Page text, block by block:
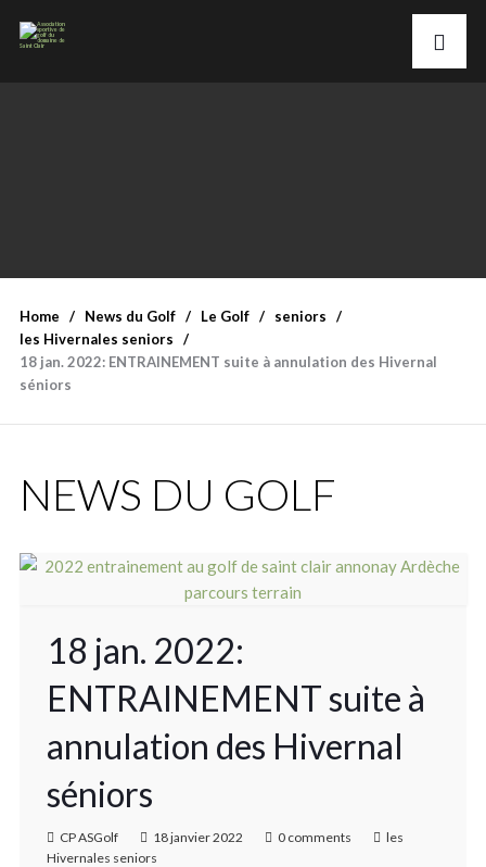
Home News du Golf Le Golf
seniors
les Hivernales seniors
18 jan. 2022: ENTRAINEMENT suite à annulation des Hivernal
séniors
NEWS DU GOLF
18 jan. 2022:
ENTRAINEMENT suite à
annulation des Hivernal
séniors
CP ASGolf 18 janvier 2022 0 comments
les
Hivernales seniors